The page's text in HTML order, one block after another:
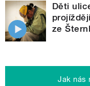
Děti
ze
Jak nás